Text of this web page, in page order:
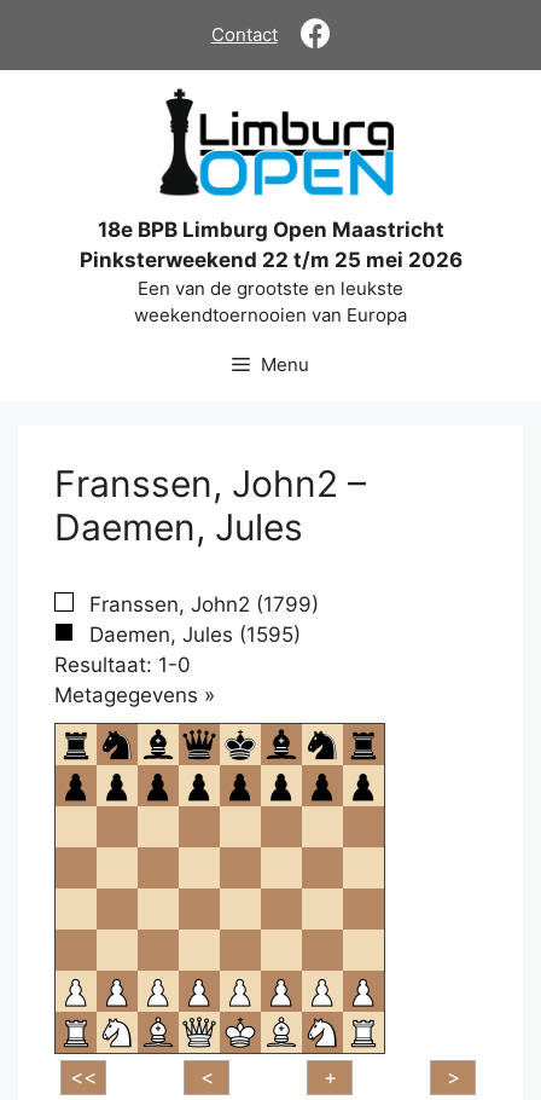
de
Contact
18e BPB Limburg Open Maastricht
Pinksterweekend 22 t/m 25 mei 2026
Een van de grootste en leukste
weekendtoernooien van Europa
Menu
Franssen, John2 –
Daemen, Jules
Franssen, John2 (1799)
Daemen, Jules (1595)
Resultaat: 1-0
Metagegevens »
om
te
openen.